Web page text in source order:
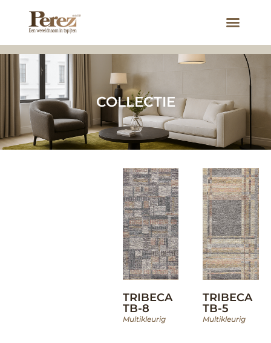
COLLECTIE
TRIBECA
TB-8
Multikleurig
TRIBECA
TB-5
Multikleurig